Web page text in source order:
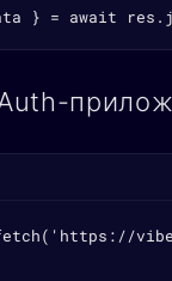
} = await